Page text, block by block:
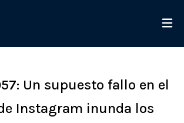
Un supuesto fallo en el
Instagram inunda los